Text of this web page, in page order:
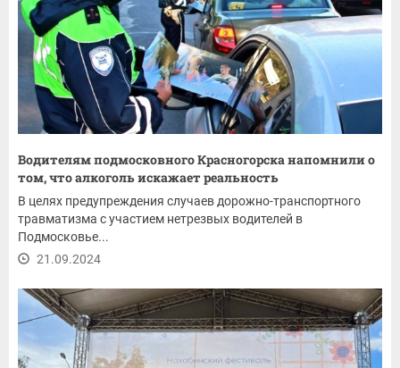
Водителям подмосковного Красногорска напомнили о
том, что алкоголь искажает реальность
В целях предупреждения случаев дорожно-транспортного
травматизма с участием нетрезвых водителей в
Подмосковье...
21.09.2024